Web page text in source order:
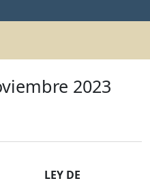
2023
LEY DE